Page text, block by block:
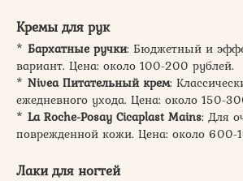
Кремы для рук
* Бархатные ручки: Бюджетный и
вариант. Цена: около 100-200 рублей.
* Nivea Питательный крем:
ежедневного ухода. Цена: около 150-
* La Roche-Posay Cicaplast Mains: Для
поврежденной кожи. Цена: около 600-
Лаки для ногтей